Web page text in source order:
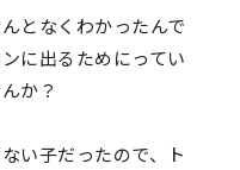
となくわかったんで
に出るためにってい
か？
い子だったので、ト